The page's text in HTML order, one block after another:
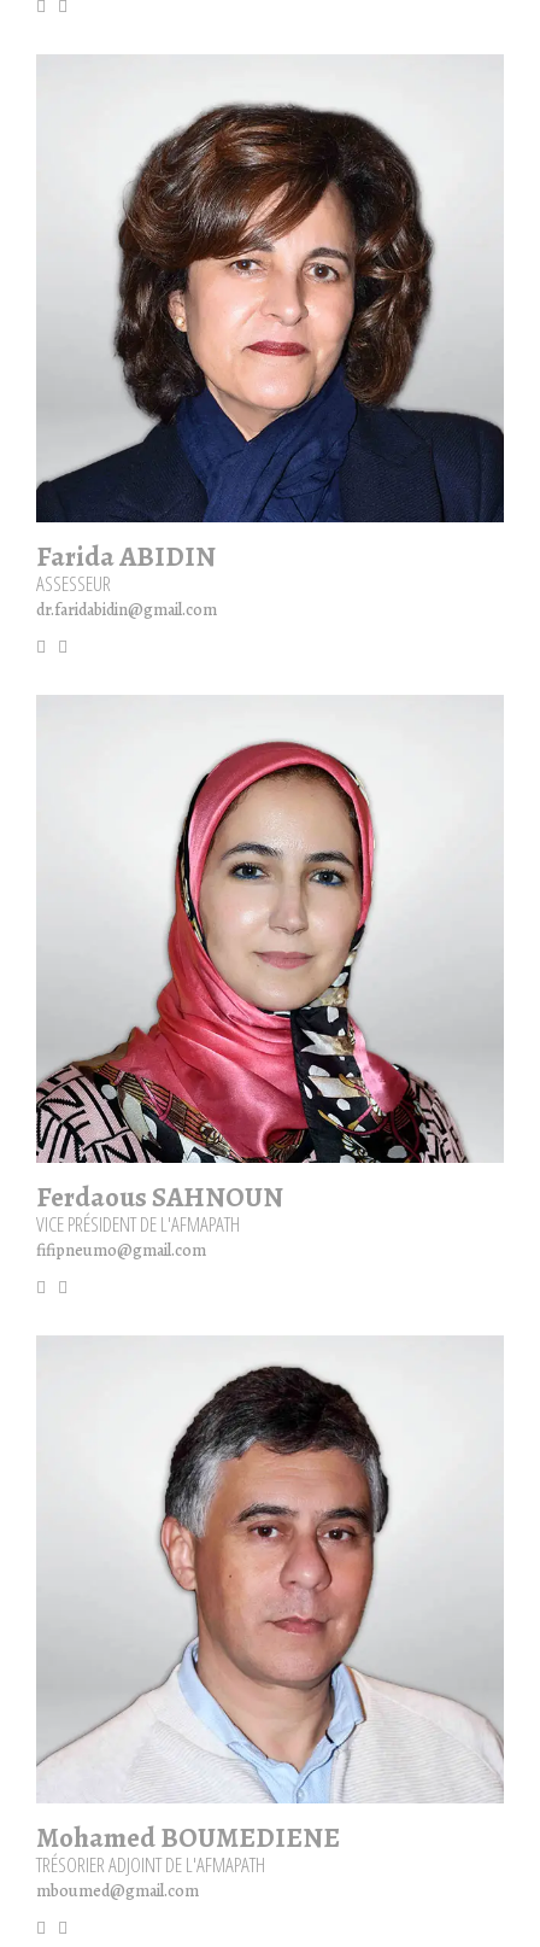
Farida ABIDIN
ASSESSEUR
dr.faridabidin@gmail.com
Ferdaous SAHNOUN
VICE PRÉSIDENT DE L'AFMAPATH
fifipneumo@gmail.com
Mohamed BOUMEDIENE
TRÉSORIER ADJOINT DE L'AFMAPATH
mboumed@gmail.com